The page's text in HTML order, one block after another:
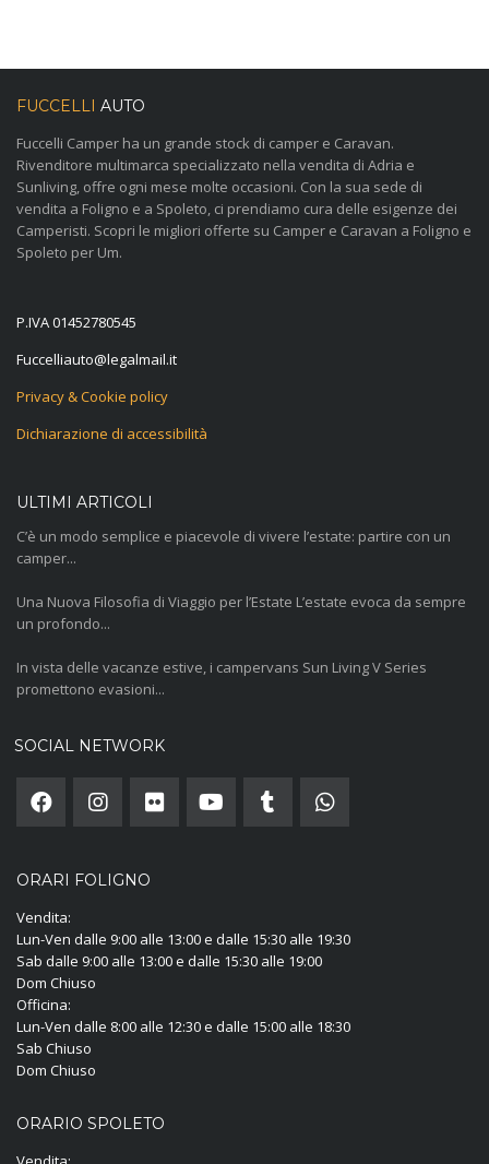
FUCCELLI AUTO
Fuccelli Camper ha un grande stock di camper e Caravan.
Rivenditore multimarca specializzato nella vendita di Adria e
Sunliving, offre ogni mese molte occasioni. Con la sua sede di
vendita a Foligno e a Spoleto, ci prendiamo cura delle esigenze dei
Camperisti. Scopri le migliori offerte su Camper e Caravan a Foligno e
Spoleto per Um.
P.IVA 01452780545
ti.liamlagel
@otuailleccuF
Privacy & Cookie policy
Dichiarazione di accessibilità
ULTIMI ARTICOLI
C’è un modo semplice e piacevole di vivere l’estate: partire con un
camper...
Una Nuova Filosofia di Viaggio per l’Estate L’estate evoca da sempre
un profondo...
In vista delle vacanze estive, i campervans Sun Living V Series
promettono evasioni...
SOCIAL NETWORK
ORARI FOLIGNO
Vendita:
Lun-Ven dalle 9:00 alle 13:00 e dalle 15:30 alle 19:30
Sab dalle 9:00 alle 13:00 e dalle 15:30 alle 19:00
Dom Chiuso
Officina:
Lun-Ven dalle 8:00 alle 12:30 e dalle 15:00 alle 18:30
Sab Chiuso
Dom Chiuso
ORARIO SPOLETO